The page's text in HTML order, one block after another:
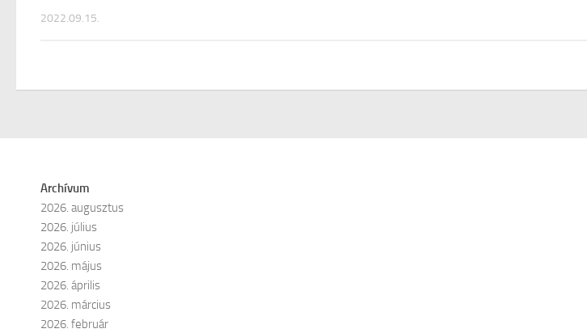
2022.09.15.
Archívum
2026. augusztus
2026. július
2026. június
2026. május
2026. április
2026. március
2026. február